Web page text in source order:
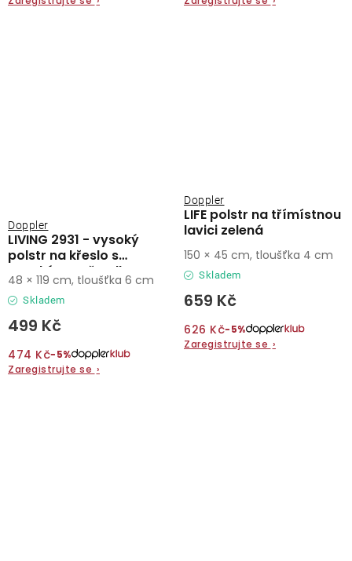
LIVING 2931 - vysoký
polstr na křeslo s
vysokým opěradlem
Doppler
Skladem
499 Kč
474 Kč−5%
Zaregistrujte se ›
48 × 119 cm, tloušťka 6 cm
LIFE polstr na třímístnou
lavici zelená
Doppler
Skladem
659 Kč
626 Kč−5%
Zaregistrujte se ›
150 × 45 cm, tloušťka 4 cm